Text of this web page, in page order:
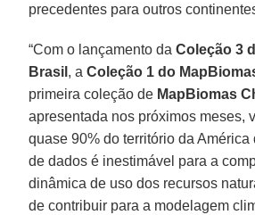
precedentes para outros
“Com o lançamento daColeção 3
Brasil , aColeção 1 do
primeira coleção de MapBiomas
apresentada nos próximos meses,
quase 90% do território da
de dados é inestimável para a
dinâmica de uso dos recursos
de contribuir para a modelagem